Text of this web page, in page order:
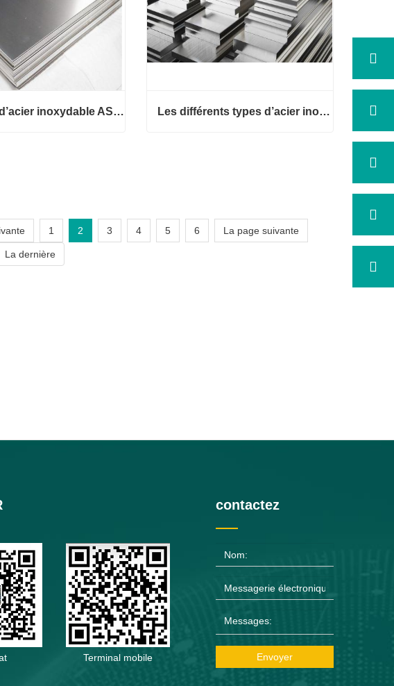
2B Tôles d’acier inoxydable ASME Les différents types d’acier inoxydable
1 2 3 4 5 6 La page suivante
La dernière
Terminal mobile
contactez
Envoyer